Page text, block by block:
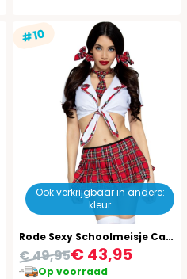
#10
Ook verkrijgbaar in andere:
kleur
Rode Sexy Schoolmeisje Carnaval
€ 43,95
€ 49,95
Op voorraad